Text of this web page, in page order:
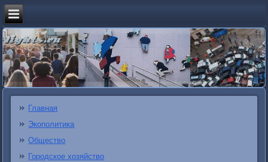
Главная
Экополитика
Общество
Городское хозяйство